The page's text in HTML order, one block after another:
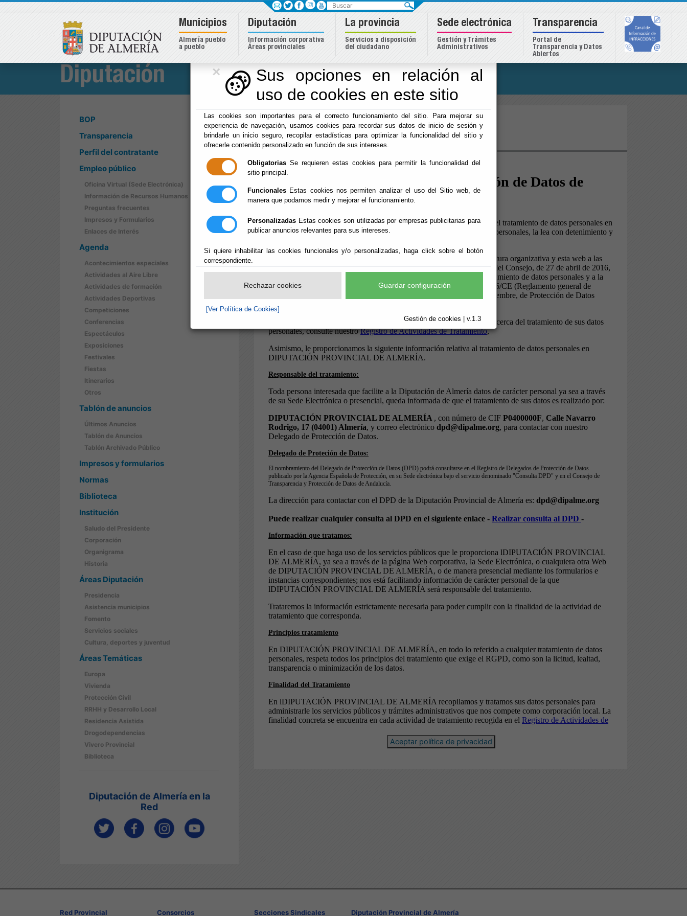
×
Sus opciones en relación al
uso de cookies en este sitio
Las cookies son importantes para el correcto funcionamiento del sitio. Para mejorar su
experiencia de navegación, usamos cookies para recordar sus datos de inicio de sesión y
brindarle un inicio seguro, recopilar estadísticas para optimizar la funcionalidad del sitio y
ofrecerle contenido personalizado en función de sus intereses.
Obligatorias Se requieren estas cookies para permitir la funcionalidad del
sitio principal.
Funcionales Estas cookies nos permiten analizar el uso del Sitio web, de
manera que podamos medir y mejorar el funcionamiento.
Personalizadas Estas cookies son utilizadas por empresas publicitarias para
publicar anuncios relevantes para sus intereses.
Si quiere inhabilitar las cookies funcionales y/o personalizadas, haga click sobre el botón
correspondiente.
Rechazar cookies Guardar configuración
[Ver Política de Cookies]
Gestión de cookies | v.1.3
Diputación
BOP
Transparencia
Perfil del contratante
Empleo público
Oficina Virtual (Sede Electrónica)
Información de Recursos Humanos
Preguntas frecuentes
Impresos y Formularios
Enlaces de Interés
Agenda
Acontecimientos especiales
Actividades al Aire Libre
Actividades de formación
Actividades Deportivas
Competiciones
Conferencias
Espectáculos
Exposiciones
Festivales
Fiestas
Itinerarios
Otros
Tablón de anuncios
Últimos Anuncios
Tablón de Anuncios
Tablón Archivado Público
Impresos y formularios
Normas
Biblioteca
Institución
Saludo del Presidente
Corporación
Organigrama
Historia
Áreas Diputación
Presidencia
Asistencia municipios
Fomento
Servicios sociales
Cultura, deportes y juventud
Áreas Temáticas
Europa
Vivienda
Protección Civil
RRHH y Desarrollo Local
Residencia Asistida
Drogodependencias
Vivero Provincial
Biblioteca
Diputación de Almería en la
Red
Inicio -Diputación - Política de Privacidad
Política de Privacidad
Aceptar política de privacidad
Red Provincial Consorcios Secciones Sindicales Diputación Provincial de Almería
Buscar
Municipios
Almería pueblo
a pueblo
Diputación
Información corporativa
Áreas provinciales
La provincia
Servicios a disposición
del ciudadano
Sede electrónica
Gestión y Trámites
Administrativos
Transparencia
Portal de
Transparencia y Datos
Abiertos